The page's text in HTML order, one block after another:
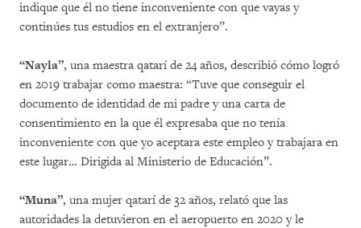
indique que él no tiene inconveniente con que vayas y
continúes tus estudios en el extranjero”.
“Nayla”, una maestra qatarí de 24 años, describió cómo logró
en 2019 trabajar como maestra: “Tuve que conseguir el
documento de identidad de mi padre y una carta de
consentimiento en la que él expresaba que no tenía
inconveniente con que yo aceptara este empleo y trabajara en
este lugar… Dirigida al Ministerio de Educación”.
“Muna”, una mujer qatarí de 32 años, relató que las
autoridades la detuvieron en el aeropuerto en 2020 y le